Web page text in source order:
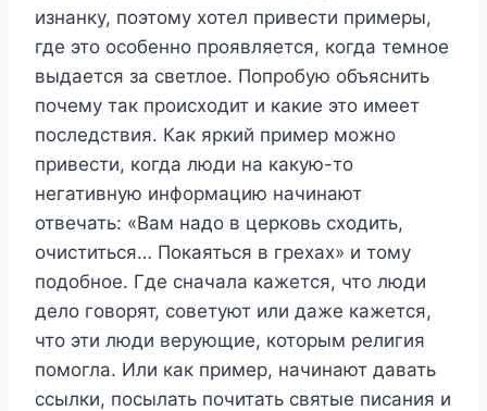
изнанку, поэтому хотел привести примеры,
где это особенно проявляется, когда темное
выдается за светлое. Попробую объяснить
почему так происходит и какие это имеет
последствия. Как яркий пример можно
привести, когда люди на какую-то
негативную информацию начинают
отвечать: «Вам надо в церковь сходить,
очиститься… Покаяться в грехах» и тому
подобное. Где сначала кажется, что люди
дело говорят, советуют или даже кажется,
что эти люди верующие, которым религия
помогла. Или как пример, начинают давать
ссылки, посылать почитать святые писания и